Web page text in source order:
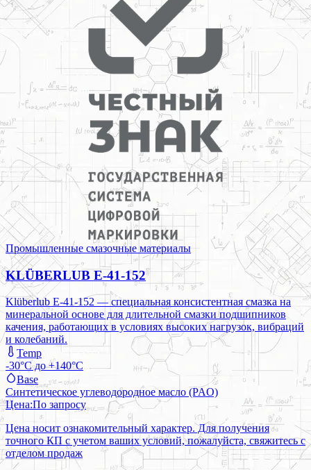
Промышленные смазочные материалы
KLÜBERLUB E-41-152
Klüberlub E-41-152 — специальная консистентная смазка на
минеральной основе для длительной смазки подшипников
качения, работающих в условиях высоких нагрузок, вибраций
и колебаний.
Temp
-30°C до +140°C
Base
Синтетическое углеводородное масло (PAO)
Цена:По запросу
Цена носит ознакомительный характер. Для получения
точного КП с учетом ваших условий, пожалуйста, свяжитесь с
отделом продаж